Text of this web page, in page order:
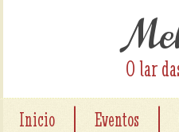
O lar
Inicio Eventos